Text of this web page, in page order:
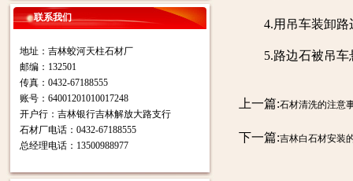
联系我们
地址：吉林蛟河天柱石材厂
邮编：132501
传真：0432-67188555
账号：64001201010017248
开户行：吉林银行吉林解放大路支行
石材厂电话：0432-67188555
总经理电话：13500988977
4.用吊车装卸路
5.路边石被吊车
上一篇:石材清洗的注意
下一篇:吉林白石材安装